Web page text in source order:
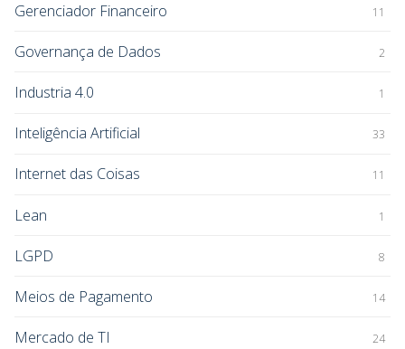
Gerenciador Financeiro 11
Governança de Dados 2
Industria 4.0 1
Inteligência Artificial 33
Internet das Coisas 11
Lean 1
LGPD 8
Meios de Pagamento 14
Mercado de TI 24